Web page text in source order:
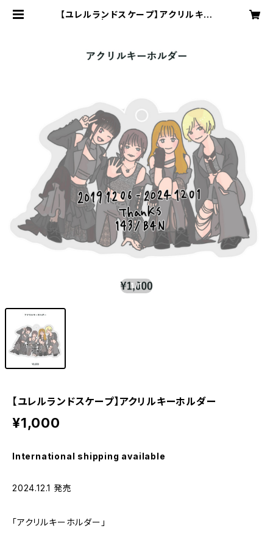
【ユレルランドスケープ】アクリルキー
1/1
【ユレルランドスケープ】アクリルキーホルダー
¥1,000
International shipping available
2024.12.1 発売
「アクリルキーホルダー」